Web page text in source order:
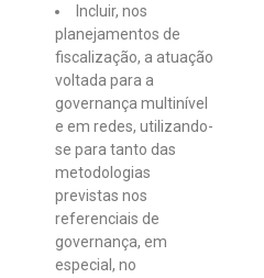
Incluir, nos
planejamentos de
fiscalização, a atuação
voltada para a
governança multinível
e em redes, utilizando-
se para tanto das
metodologias
previstas nos
referenciais de
governança, em
especial, no